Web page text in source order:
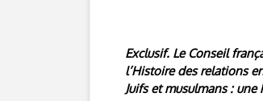
Exclusif. Le Conseil
l’Histoire des relations
Juifs et musulmans :